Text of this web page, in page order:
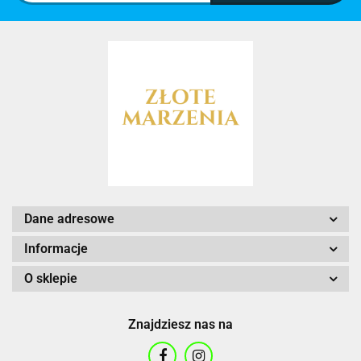
Dane adresowe
Informacje
O sklepie
Znajdziesz nas na